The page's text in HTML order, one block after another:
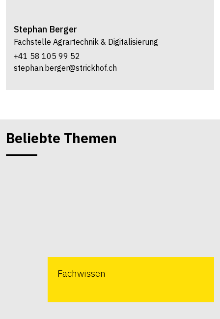
Stephan Berger
Fachstelle Agrartechnik & Digitalisierung
+41 58 105 99 52
stephan.berger@strickhof.ch
Beliebte Themen
Fachwissen